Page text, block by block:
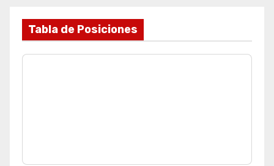
Tabla de Posiciones